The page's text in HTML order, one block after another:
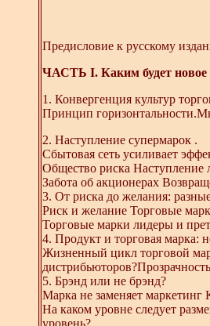
Предисловие к русскому
ЧАСТЬ I. Каким будет новое
1. Конвергенция культур
Принцип
2. Наступление супермарок .
Сбытовая сеть усиливает
Общество риска Наступление
Забота об акционерах
3. От риска до желания:
Риск и желание Торговые
Торговые марки лидеры и
4. Продукт и торговая марка:
Жизненный цикл торговой
5. Брэнд или не брэнд?
Марка не заменяет маркетинг
На каком уровне следует
уровень?